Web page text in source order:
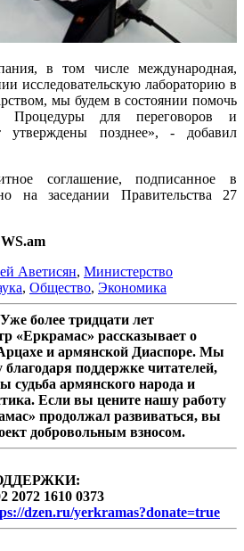
в том числе международная,
исследовательскую лабораторию в
мы будем в состоянии помочь
Процедуры для переговоров и
утверждены позднее», - добавил
соглашение, подписанное в
на заседании Правительства 27
Аветисян, Министерство
, Общество, Экономика
более тридцати лет
«Еркрамас» рассказывает о
и армянской Диаспоре. Мы
поддержке читателей,
судьба армянского народа и
Если вы цените нашу работу
продолжал развиваться, вы
добровольным взносом.
2072 1610 0373
dzen.ru/yerkramas?donate=true